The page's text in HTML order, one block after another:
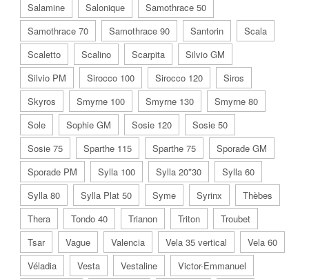
Salamine
Salonique
Samothrace 50
Samothrace 70
Samothrace 90 Santorin
Scala
Scaletto
Scalino Scarpita
Silvio GM
Silvio PM
Sirocco 100 Sirocco 120
Siros
Skyros
Smyrne 100 Smyrne 130
Smyrne 80
Sole
Sophie GM Sosie 120
Sosie 50
Sosie 75
Sparthe 115 Sparthe 75
Sporade GM
Sporade PM
Sylla 100 Sylla 20*30
Sylla 60
Sylla 80
Sylla Plat 50 Syme Syrinx
Thèbes
Thera
Tondo 40 Trianon Triton
Troubet
Tsar
Vague Valencia Vela 35 vertical
Vela 60
Véladia
Vesta Vestaline
Victor-Emmanuel